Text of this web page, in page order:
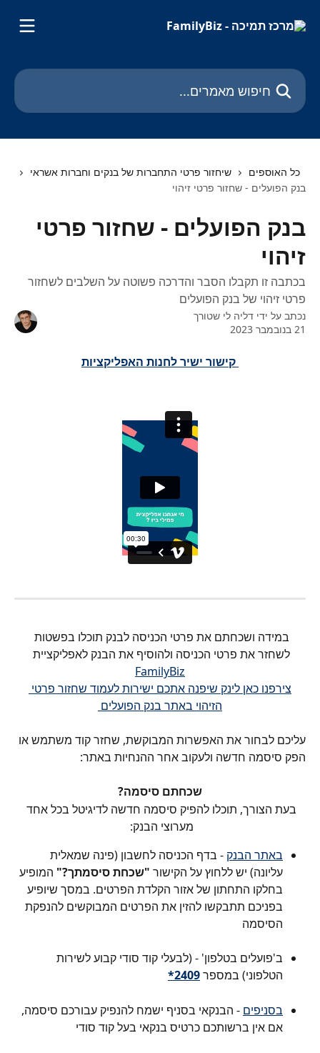
חיפוש מאמרים...
כל האוספים
שיחזור פרטי התחברות של בנקים וחברות אשראי
בנק הפועלים - שחזור פרטי זיהוי
בנק הפועלים - שחזור פרטי
זיהוי
בכתבה זו תקבלו הסבר והדרכה פשוטה על השלבים לשחזור
פרטי זיהוי של בנק הפועלים
נכתב על ידי דליה לי שטורך
21 בנובמבר 2023
במידה ושכחתם את פרטי הכניסה לבנק תוכלו בפשטות
לשחזר את פרטי הכניסה ולהוסיף את הבנק לאפליקציית
FamilyBiz
צירפנו כאן לינק שיפנה אתכם ישירות לעמוד שחזור פרטי
הזיהוי באתר בנק הפועלים
עליכם לבחור את האפשרות המבוקשת, שחזר קוד משתמש או
הפק סיסמה חדשה ולעקוב אחר ההנחיות באתר:
שכחתם סיסמה?
בעת הצורך, תוכלו להפיק סיסמה חדשה לדיגיטל בכל אחד
מערוצי הבנק:
באתר הבנק - בדף הכניסה לחשבון (פינה שמאלית
עליונה) יש ללחוץ על הקישור "שכחת סיסמתך?" המופיע
בחלקו התחתון של אזור הקלדת הפרטים. במסך שיופיע
בפניכם תתבקשו להזין את הפרטים המבוקשים להנפקת
הסיסמה
ב'פועלים בטלפון' - (לבעלי קוד סודי קבוע לשירות
הטלפוני) במספר2409*
בסניפים - הבנקאי בסניף ישמח להנפיק עבורכם סיסמה,
אם אין ברשותכם כרטיס בנקאי בעל קוד סודי